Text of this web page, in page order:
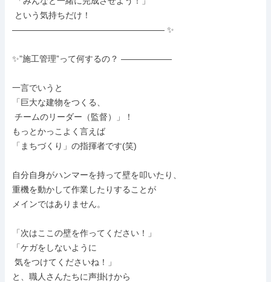
―――――――――――――――――― ✨
✨”施工管理”って何するの？ ――――――
一言でいうと
「巨大な建物をつくる、
もっとかっこよく言えば
「まちづくり」の指揮者です(笑)
自分自身がハンマーを持って壁を叩いたり、
重機を動かして作業したりすることが
メインではありません。
「次はここの壁を作ってください！」
「ケガをしないように
と、職人さんたちに声掛けから